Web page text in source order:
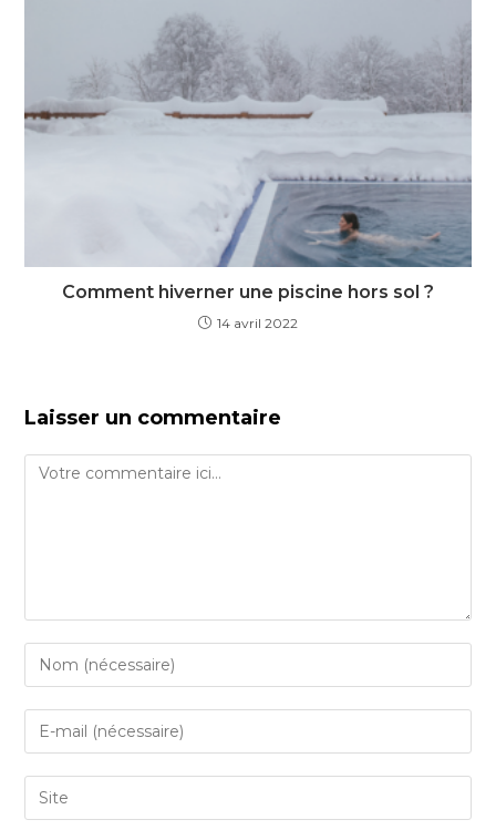
Comment hiverner une piscine hors sol ?
14 avril 2022
Laisser un commentaire
Comment
Enter
your
name
username
to
Enter
your
email
address
Saisir
l’URL